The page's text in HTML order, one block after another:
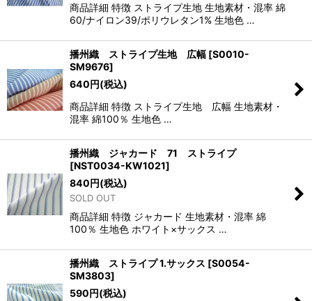
商品詳細 特徴 ストライプ生地 生地素材・混率 綿
60/ナイロン39/ポリウレタン1% 生地色 …
播州織 ストライプ生地 広幅 [S0010-
SM9676]
640円(税込)
商品詳細 特徴 ストライプ生地 広幅 生地素材・
混率 綿100％ 生地色 …
播州織 ジャカード 71 ストライプ
[NST0034-KW1021]
840円(税込)
SOLD OUT
商品詳細 特徴 ジャカード 生地素材・混率 綿
100％ 生地色 ホワイト×サックス …
播州織 ストライプ 1.サックス [S0054-
SM3803]
590円(税込)